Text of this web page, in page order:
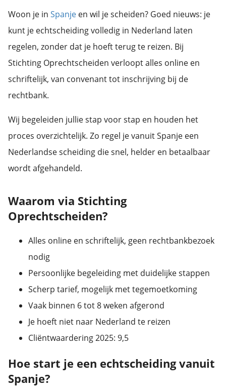
Woon je in Spanje en wil je scheiden? Goed nieuws: je
kunt je echtscheiding volledig in Nederland laten
regelen, zonder dat je hoeft terug te reizen. Bij
Stichting Oprechtscheiden verloopt alles online en
schriftelijk, van convenant tot inschrijving bij de
rechtbank.
Wij begeleiden jullie stap voor stap en houden het
proces overzichtelijk. Zo regel je vanuit Spanje een
Nederlandse scheiding die snel, helder en betaalbaar
wordt afgehandeld.
Waarom via Stichting
Oprechtscheiden?
Alles online en schriftelijk, geen rechtbankbezoek
nodig
Persoonlijke begeleiding met duidelijke stappen
Scherp tarief, mogelijk met tegemoetkoming
Vaak binnen 6 tot 8 weken afgerond
Je hoeft niet naar Nederland te reizen
Cliëntwaardering 2025: 9,5
Hoe start je een echtscheiding vanuit
Spanje?
niet
worden
over
van
op
gebruikt
te
website-
van